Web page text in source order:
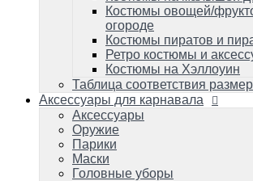
Костюмы овощей/
огороде
Костюмы пиратов и
Ретро костюмы и
Костюмы на Хэллоуин
Таблица соответствия
Аксессуары для карнавала
Аксессуары
Оружие
Парики
Маски
Головные уборы